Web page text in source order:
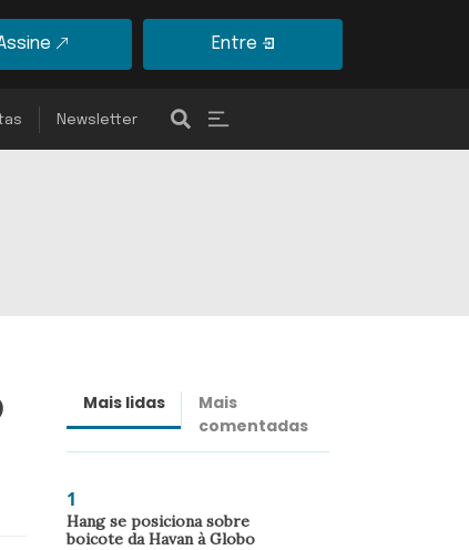
Entre
Newsletter
Mais lidas
Mais
comentadas
1
Hang se posiciona sobre
boicote da Havan à Globo